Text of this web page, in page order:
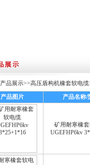
产品展示>>高压盾构机橡套软电缆
产品图片
产品名称/
矿用耐寒橡
UGEFHP6kv